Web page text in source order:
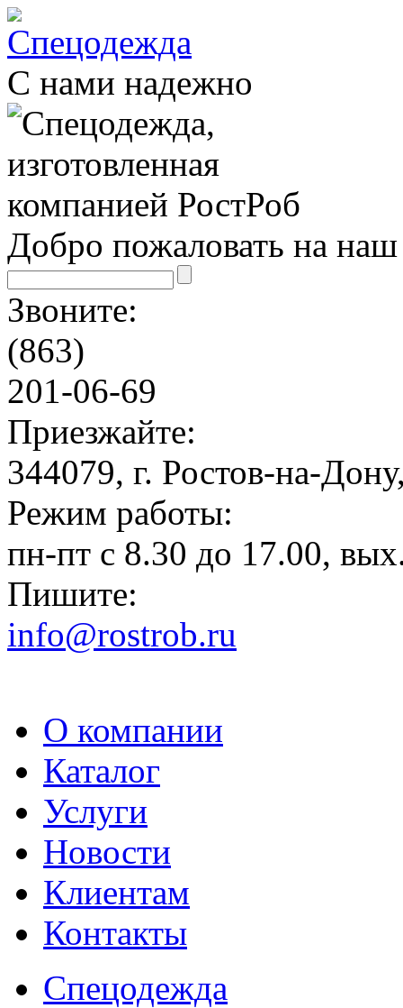
С нами надежно
Добро пожаловать на наш
Звоните:
(863)
201-06-69
Приезжайте:
344079, г. Ростов-на-
Режим работы:
пн-пт с 8.30 до 17.00,
Пишите:
info@rostrob.ru
О компании
Каталог
Услуги
Новости
Клиентам
Контакты
Спецодежда